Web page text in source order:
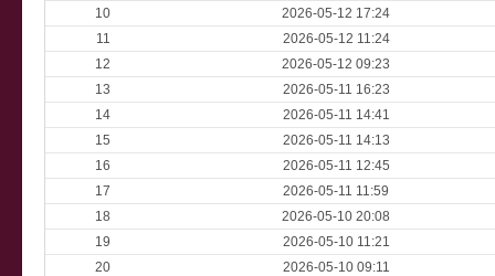
10
2026-05-12 17:24
11
2026-05-12 11:24
12
2026-05-12 09:23
13
2026-05-11 16:23
14
2026-05-11 14:41
15
2026-05-11 14:13
16
2026-05-11 12:45
17
2026-05-11 11:59
18
2026-05-10 20:08
19
2026-05-10 11:21
20
2026-05-10 09:11